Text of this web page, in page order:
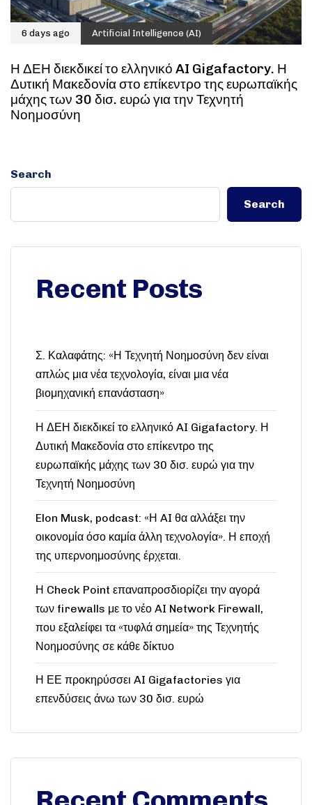
6 days ago Artificial Intelligence (AI)
Η ΔΕΗ διεκδικεί το ελληνικό AI Gigafactory. Η
Δυτική Μακεδονία στο επίκεντρο της ευρωπαϊκής
μάχης των 30 δισ. ευρώ για την Τεχνητή
Νοημοσύνη
Search
Search
Recent Posts
Σ. Καλαφάτης: «Η Τεχνητή Νοημοσύνη δεν είναι
απλώς μια νέα τεχνολογία, είναι μια νέα
βιομηχανική επανάσταση»
Η ΔΕΗ διεκδικεί το ελληνικό AI Gigafactory. Η
Δυτική Μακεδονία στο επίκεντρο της
ευρωπαϊκής μάχης των 30 δισ. ευρώ για την
Τεχνητή Νοημοσύνη
Elon Musk, podcast: «Η AI θα αλλάξει την
οικονομία όσο καμία άλλη τεχνολογία». Η εποχή
της υπερνοημοσύνης έρχεται.
Η Check Point επαναπροσδιορίζει την αγορά
των firewalls με το νέο AI Network Firewall,
που εξαλείφει τα «τυφλά σημεία» της Τεχνητής
Νοημοσύνης σε κάθε δίκτυο
Η ΕΕ προκηρύσσει AI Gigafactories για
επενδύσεις άνω των 30 δισ. ευρώ